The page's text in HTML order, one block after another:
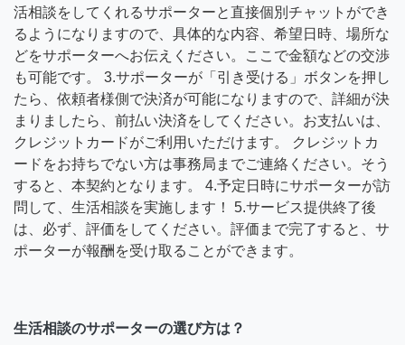
活相談をしてくれるサポーターと直接個別チャットができ
るようになりますので、具体的な内容、希望日時、場所な
どをサポーターへお伝えください。ここで金額などの交渉
も可能です。 3.サポーターが「引き受ける」ボタンを押し
たら、依頼者様側で決済が可能になりますので、詳細が決
まりましたら、前払い決済をしてください。お支払いは、
クレジットカードがご利用いただけます。 クレジットカ
ードをお持ちでない方は事務局までご連絡ください。そう
すると、本契約となります。 4.予定日時にサポーターが訪
問して、生活相談を実施します！ 5.サービス提供終了後
は、必ず、評価をしてください。評価まで完了すると、サ
ポーターが報酬を受け取ることができます。
生活相談のサポーターの選び方は？